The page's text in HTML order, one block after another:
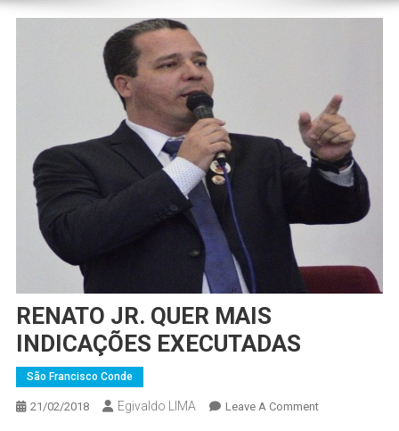
RENATO JR. QUER MAIS
INDICAÇÕES EXECUTADAS
São Francisco Conde
21/02/2018 Egivaldo LIMA Leave A CommentOn